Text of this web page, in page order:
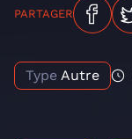
PARTAGER
Type Autre